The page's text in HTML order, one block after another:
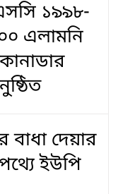
১৯৯৮-
এলামনি
দেয়ার
ইউপি